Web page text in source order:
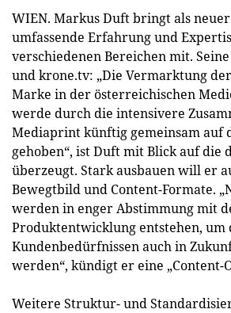
WIEN. Markus Duft bringt als
umfassende Erfahrung und
verschiedenen Bereichen mit.
und krone.tv: „Die Vermarktung
Marke in der österreichischen
werde durch die intensivere
Mediaprint künftig gemeinsam auf
gehoben“, ist Duft mit Blick auf die
überzeugt. Stark ausbauen will er
Bewegtbild und Content-Formate.
werden in enger Abstimmung mit
Produktentwicklung entstehen, um
Kundenbedürfnissen auch in
werden“, kündigt er eine „Content-
Weitere Struktur- und